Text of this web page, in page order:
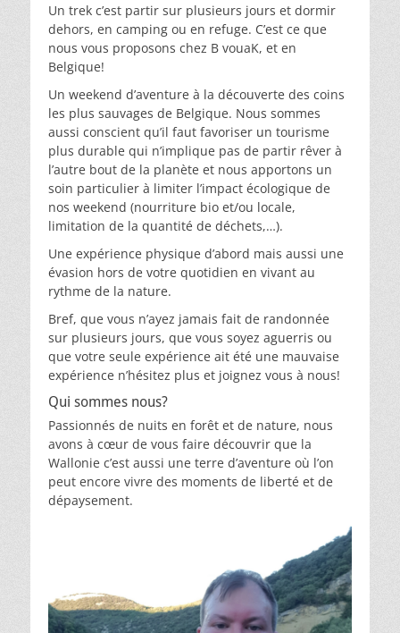
Un trek c’est partir sur plusieurs jours et dormir
dehors, en camping ou en refuge. C’est ce que
nous vous proposons chez B vouaK, et en
Belgique!
Un weekend d’aventure à la découverte des coins
les plus sauvages de Belgique. Nous sommes
aussi conscient qu’il faut favoriser un tourisme
plus durable qui n’implique pas de partir rêver à
l’autre bout de la planète et nous apportons un
soin particulier à limiter l’impact écologique de
nos weekend (nourriture bio et/ou locale,
limitation de la quantité de déchets,…).
Une expérience physique d’abord mais aussi une
évasion hors de votre quotidien en vivant au
rythme de la nature.
Bref, que vous n’ayez jamais fait de randonnée
sur plusieurs jours, que vous soyez aguerris ou
que votre seule expérience ait été une mauvaise
expérience n’hésitez plus et joignez vous à nous!
Qui sommes nous?
Passionnés de nuits en forêt et de nature, nous
avons à cœur de vous faire découvrir que la
Wallonie c’est aussi une terre d’aventure où l’on
peut encore vivre des moments de liberté et de
dépaysement.